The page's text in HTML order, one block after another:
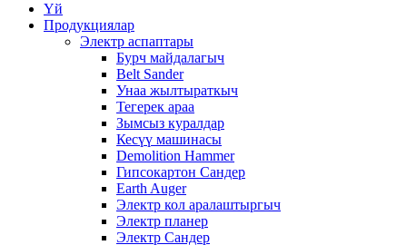
Үй
Продукциялар
Электр аспаптары
Бурч майдалагыч
Belt Sander
Унаа жылтыраткыч
Тегерек араа
Зымсыз куралдар
Кесүү машинасы
Demolition Hammer
Гипсокартон Сандер
Earth Auger
Электр кол аралаштыргыч
Электр планер
Электр Сандер